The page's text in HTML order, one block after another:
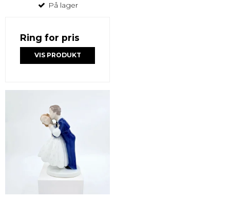
På lager
Ring for pris
VIS PRODUKT